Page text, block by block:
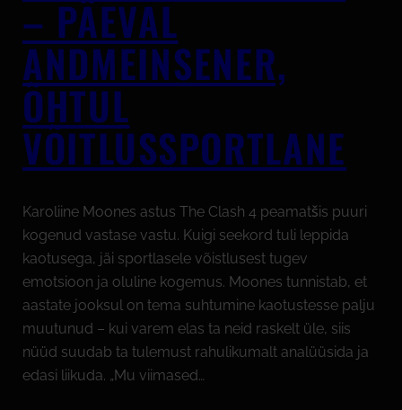
– PÄEVAL
ANDMEINSENER,
ÕHTUL
VÕITLUSSPORTLANE
Karoliine Moones astus The Clash 4 peamatšis puuri
kogenud vastase vastu. Kuigi seekord tuli leppida
kaotusega, jäi sportlasele võistlusest tugev
emotsioon ja oluline kogemus. Moones tunnistab, et
aastate jooksul on tema suhtumine kaotustesse palju
muutunud – kui varem elas ta neid raskelt üle, siis
nüüd suudab ta tulemust rahulikumalt analüüsida ja
edasi liikuda. „Mu viimased…